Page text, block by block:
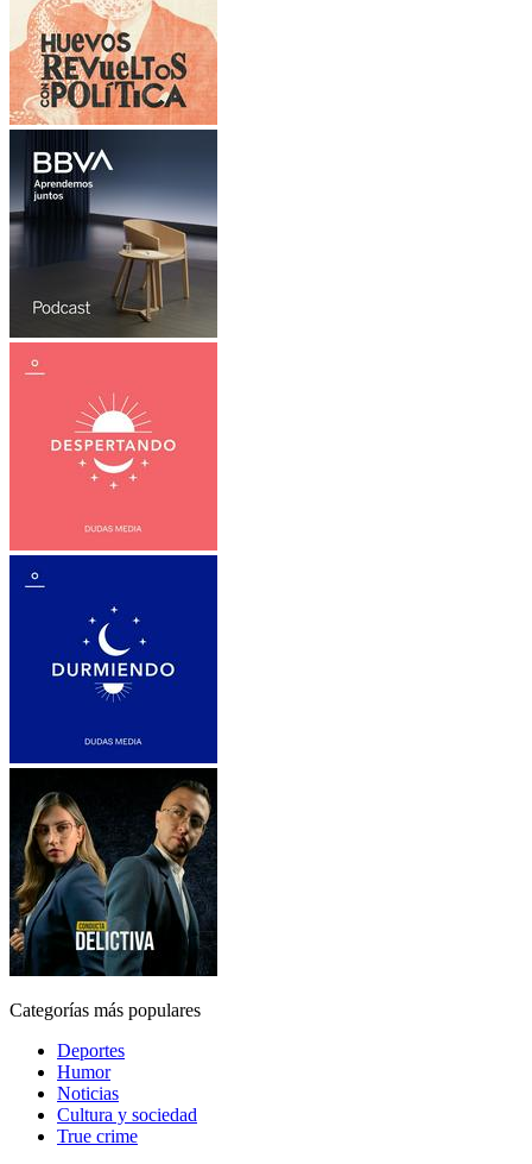
Categorías más populares
Deportes
Humor
Noticias
Cultura y sociedad
True crime